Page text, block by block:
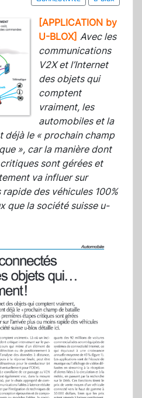
[APPLICATION by
U-BLOX] Avec les
communications
V2X et l’Internet
des objets qui
comptent
vraiment, les
automobiles et la
le « prochain champ
», car la manière dont
sont gérées et
va influer sur
rapide des véhicules 100%
que la société suisse u-